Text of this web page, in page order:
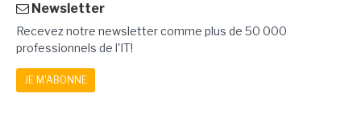
Newsletter
Recevez notre newsletter comme plus de 50 000
professionnels de l'IT!
JE M'ABONNE